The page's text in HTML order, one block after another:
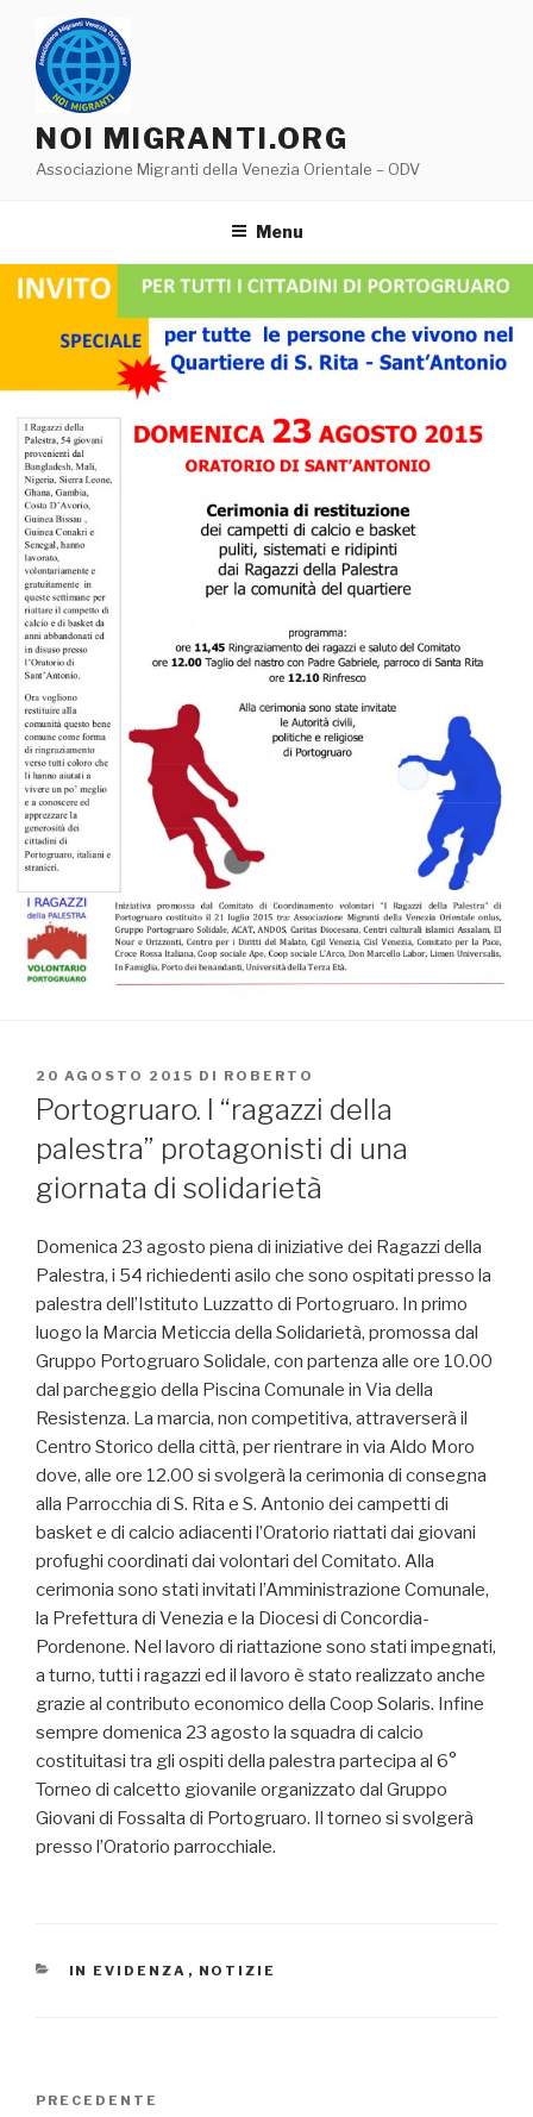
contenuto
NOI MIGRANTI.ORG
Associazione Migranti della Venezia Orientale – ODV
Menu
PUBBLICATO
IL
20 AGOSTO 2015 DI ROBERTO
Portogruaro. I “ragazzi della
palestra” protagonisti di una
giornata di solidarietà
Domenica 23 agosto piena di iniziative dei Ragazzi della
Palestra, i 54 richiedenti asilo che sono ospitati presso la
palestra dell’Istituto Luzzatto di Portogruaro. In primo
luogo la Marcia Meticcia della Solidarietà, promossa dal
Gruppo Portogruaro Solidale, con partenza alle ore 10.00
dal parcheggio della Piscina Comunale in Via della
Resistenza. La marcia, non competitiva, attraverserà il
Centro Storico della città, per rientrare in via Aldo Moro
dove, alle ore 12.00 si svolgerà la cerimonia di consegna
alla Parrocchia di S. Rita e S. Antonio dei campetti di
basket e di calcio adiacenti l’Oratorio riattati dai giovani
profughi coordinati dai volontari del Comitato. Alla
cerimonia sono stati invitati l’Amministrazione Comunale,
la Prefettura di Venezia e la Diocesi di Concordia-
Pordenone. Nel lavoro di riattazione sono stati impegnati,
a turno, tutti i ragazzi ed il lavoro è stato realizzato anche
grazie al contributo economico della Coop Solaris. Infine
sempre domenica 23 agosto la squadra di calcio
costituitasi tra gli ospiti della palestra partecipa al 6°
Torneo di calcetto giovanile organizzato dal Gruppo
Giovani di Fossalta di Portogruaro. Il torneo si svolgerà
presso l’Oratorio parrocchiale.
CATEGORIE
IN EVIDENZA , NOTIZIE
Navigazione
Articolo
PRECEDENTE